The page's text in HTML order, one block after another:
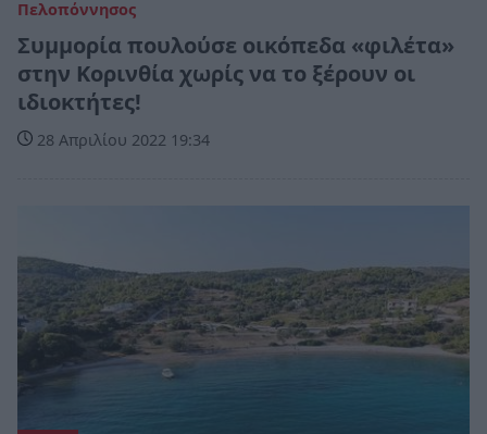
Πελοπόννησος
Συμμορία πουλούσε οικόπεδα «φιλέτα»
στην Κορινθία χωρίς να το ξέρουν οι
ιδιοκτήτες!
28 Απριλίου 2022 19:34